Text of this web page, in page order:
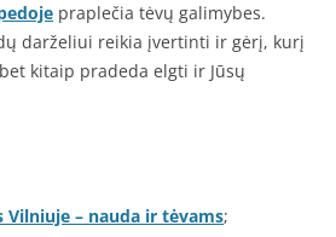
praplečia tėvų galimybes.
darželiui reikia įvertinti ir gėrį, kurį
kitaip pradeda elgti ir Jūsų
Vilniuje – nauda ir tėvams;